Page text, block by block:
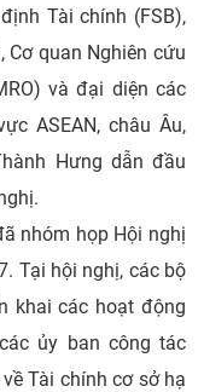
Tài chính (FSB),
Cơ quan Nghiên cứu
và đại diện các
ASEAN, châu Âu,
Hưng dẫn đầu
nhóm họp Hội nghị
Tại hội nghị, các bộ
khai các hoạt động
ủy ban công tác
Tài chính cơ sở hạ